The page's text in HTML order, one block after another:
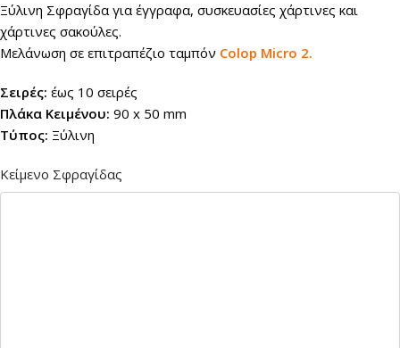
Ξύλινη Σφραγίδα για έγγραφα, συσκευασίες χάρτινες και
χάρτινες σακούλες.
Μελάνωση σε επιτραπέζιο ταμπόν Colop Micro 2.
Σειρές: έως 10 σειρές
Πλάκα Κειμένου: 90 x 50 mm
Τύπος: Ξύλινη
Κείμενο Σφραγίδας